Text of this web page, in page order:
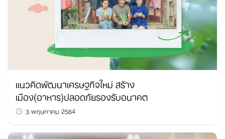
แนวคิดพัฒนาเศรษฐกิจใหม่ สร้าง
เมือง(อาหาร)ปลอดภัยรองรับอนาคต
3 พฤษภาคม 2564